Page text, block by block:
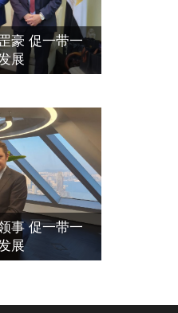
豪 促一带一
展
事 促一带一
展